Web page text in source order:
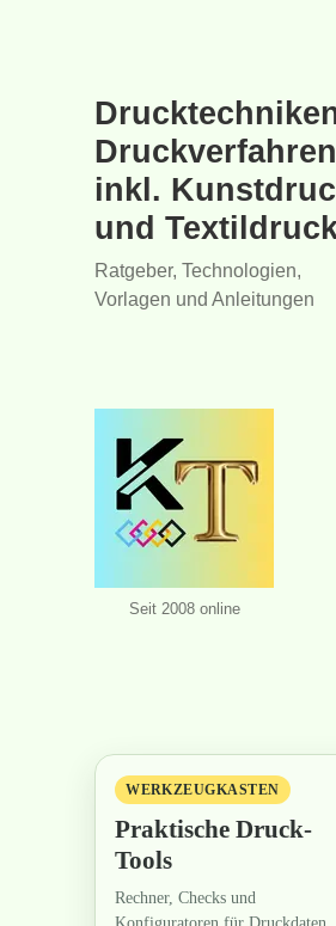
Druckverfahren
inkl.
und
Ratgeber, Technologien,
Vorlagen und Anleitungen
Seit 2008 online
WERKZEUGKASTEN
Praktische Druck-
Tools
Rechner, Checks und